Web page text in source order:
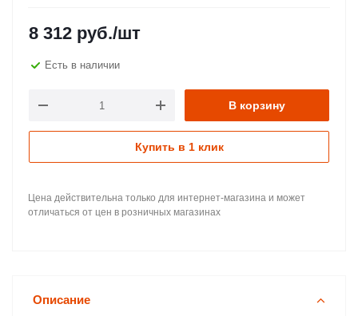
8 312 руб./шт
Есть в наличии
В корзину
Купить в 1 клик
Цена действительна только для интернет-магазина и может
отличаться от цен в розничных магазинах
Описание